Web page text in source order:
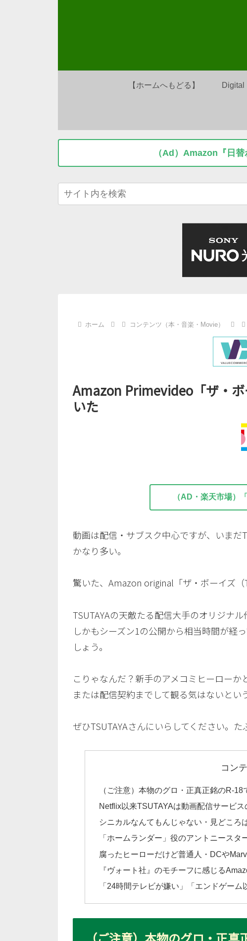
【ホームへもどる】 Digital
（Ad）Amazon『日
ホーム コンテンツ（本・音楽・Movie）
Amazon Primevideo「ザ・
いた
（AD・楽天市場）
動画は配信・サブスク中心ですが、いまだ
かなり多い。
驚いた、Amazon original「ザ・ボーイズ（
TSUTAYAの天敵たる配信大手のオリジナ
しかもシーズン1の公開から相当時間が経
しょう。
こりゃなんだ？新手のアメコミヒーローか
または配信契約までして観る気はないとい
ぜひTSUTAYAさんにいらしてください。
コン
（ご注意）本物のグロ・正真正銘のR-18
Netflix以来TSUTAYAは動画配信サービ
シニカルなんてもんじゃない・見どころ
「ホームランダー」役のアントニースタ
腐ったヒーローだけど普通人・DCや
『ヴォート社』のモチーフに感じる
「24時間テレビが嫌い」「エンドゲー